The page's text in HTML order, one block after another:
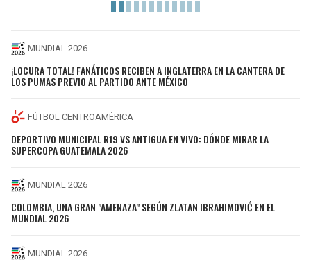
MUNDIAL 2026
¡LOCURA TOTAL! FANÁTICOS RECIBEN A INGLATERRA EN LA CANTERA DE
LOS PUMAS PREVIO AL PARTIDO ANTE MÉXICO
FÚTBOL CENTROAMÉRICA
DEPORTIVO MUNICIPAL R19 VS ANTIGUA EN VIVO: DÓNDE MIRAR LA
SUPERCOPA GUATEMALA 2026
MUNDIAL 2026
COLOMBIA, UNA GRAN "AMENAZA" SEGÚN ZLATAN IBRAHIMOVIĆ EN EL
MUNDIAL 2026
MUNDIAL 2026